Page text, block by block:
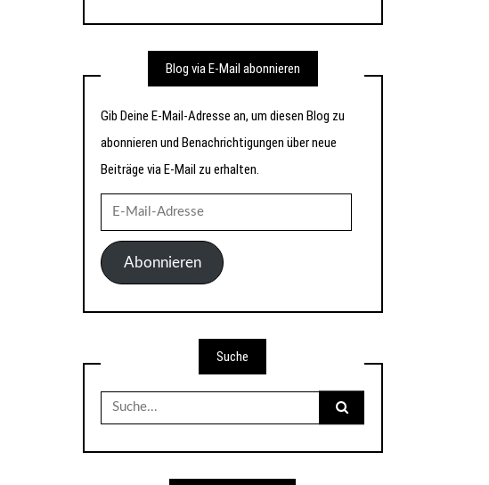
Blog via E-Mail abonnieren
Gib Deine E-Mail-Adresse an, um diesen Blog zu
abonnieren und Benachrichtigungen über neue
Beiträge via E-Mail zu erhalten.
Mail-
AdresseAbonnieren
Suche
Suche
nach: